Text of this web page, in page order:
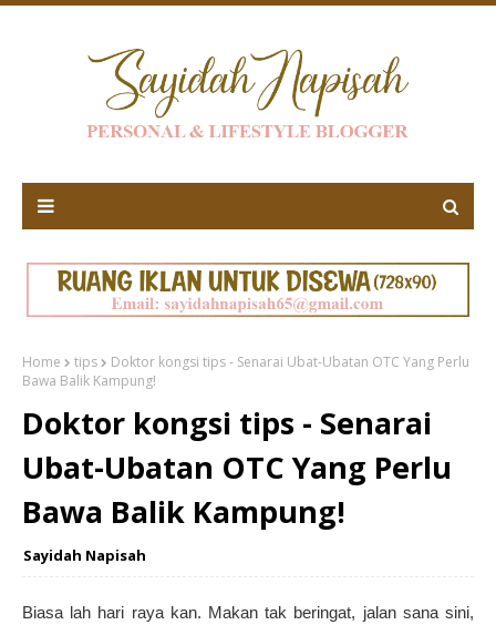
Home tips
Doktor kongsi tips - Senarai Ubat-Ubatan OTC Yang Perlu
Bawa Balik Kampung!
Doktor kongsi tips - Senarai
Ubat-Ubatan OTC Yang Perlu
Bawa Balik Kampung!
Sayidah Napisah
Biasa lah hari raya kan. Makan tak beringat, jalan sana sini,